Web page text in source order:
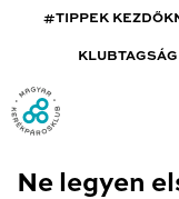
#TIPPEK
KLUBTAGSÁG
Ne legyen